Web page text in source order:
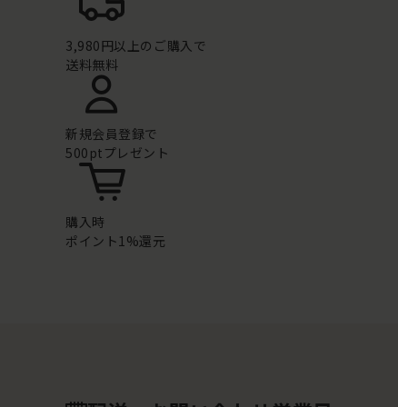
3,980円以上のご購入で
送料無料
新規会員登録で
500ptプレゼント
購入時
ポイント1%還元